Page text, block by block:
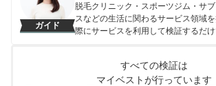
ガイド
脱毛クリニック・スポーツジム・サ
スなどの生活に関わるサービス領域
際にサービスを利用して検証するだ
からこそ、徹底検証を通じて全ユー
報を届ける」ことをモットーに活動し
すべての検証は
マイベストが行っています